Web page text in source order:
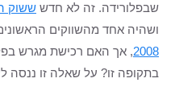
שבפלורידה. זה לא חדש ששוק
ושהיה אחד מהשווקים
2008, אך האם רכישת מגרש
בתקופה זו? על שאלה זו ננסה